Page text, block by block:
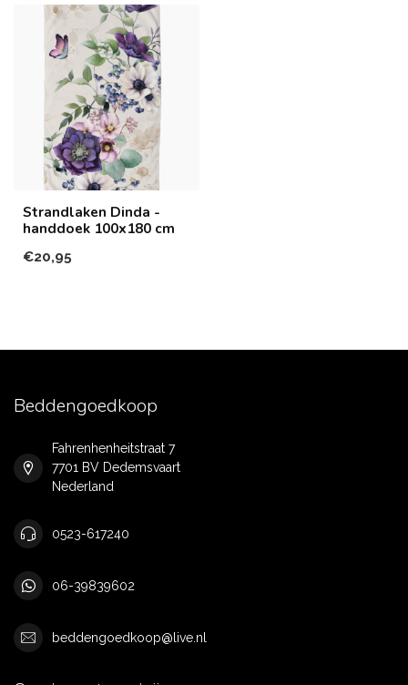
Strandlaken Dinda -
handdoek 100x180 cm
€20,95
Beddengoedkoop
Fahrenhenheitstraat 7
7701 BV Dedemsvaart
Nederland
0523-617240
06-39839602
beddengoedkoop@live.nl